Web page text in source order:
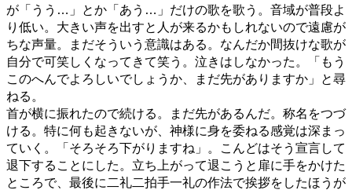
が「うう…」とか「あう…」だけの歌を歌う。音域が普段よ
り低い。大きい声を出すと人が来るかもしれないので遠慮が
ちな声量。まだそういう意識はある。なんだか間抜けな歌が
自分で可笑しくなってきて笑う。泣きはしなかった。「もう
このへんでよろしいでしょうか、まだ先がありますか」と尋
ねる。
首が横に振れたので続ける。まだ先があるんだ。称名をつづ
ける。特に何も起きないが、神様に身を委ねる感覚は深まっ
ていく。「そろそろ下がりますね」。こんどはそう宣言して
退下することにした。立ち上がって退こうと扉に手をかけた
ところで、最後に二礼二拍手一礼の作法で挨拶をしたほうが